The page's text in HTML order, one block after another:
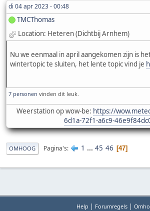
di 04 apr 2023 - 00:48
TMCThomas
Location: Heteren (Dichtbij Arnhem)
Nu we eenmaal in april aangekomen zijn is
wintertopic te sluiten, het lente topic vind je
7 personen vinden dit leuk.
Weerstation op wow-be: https://
6d1a-72f1-a6c9-
OMHOOG Pagina's 1 ... 45 46 47
Help | Forumregels|